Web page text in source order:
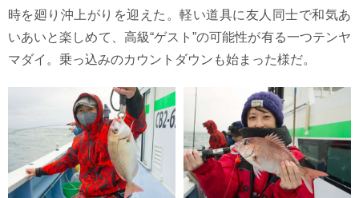
時を廻り沖上がりを迎えた。軽い道具に友人同士で和気あ
いあいと楽しめて、高級“ゲスト”の可能性が有る一つテンヤ
マダイ。乗っ込みのカウントダウンも始まった様だ。